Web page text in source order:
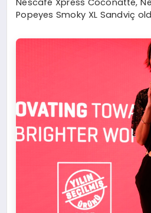
Nescafé Xpress Coconatte,
Popeyes Smoky XL Sandviç